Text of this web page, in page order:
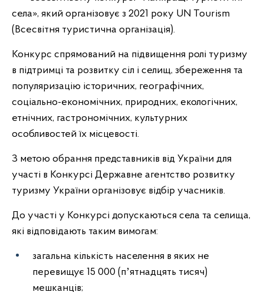
села», який організовує з 2021 року UN Tourism
(Всесвітня туристична організація).
Конкурс спрямований на підвищення ролі туризму
в підтримці та розвитку сіл і селищ, збереження та
популяризацію історичних, географічних,
соціально-економічних, природних, екологічних,
етнічних, гастрономічних, культурних
особливостей їх місцевості.
З метою обрання представників від України для
участі в Конкурсі Державне агентство розвитку
туризму України організовує відбір учасників.
До участі у Конкурсі допускаються села та селища,
які відповідають таким вимогам:
загальна кількість населення в яких не
перевищує 15 000 (пʼятнадцять тисяч)
мешканців;